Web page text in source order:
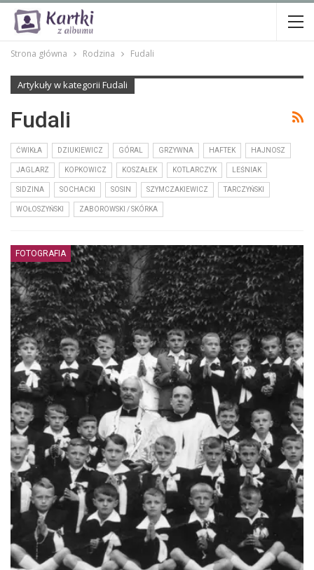
Strona główna Rodzina Fudali
Artykuły w kategorii Fudali
Fudali
ĆWIKŁA DZIUKIEWICZ GÓRAL GRZYWNA HAFTEK HAJNOSZ
JAGLARZ KOPKOWICZ KOSZAŁEK KOTLARCZYK LEŚNIAK
SIDZINA SOCHACKI SOSIN SZYMCZAKIEWICZ TARCZYŃSKI
WOŁOSZYŃSKI ZABOROWSKI / SKÓRKA
FOTOGRAFIA